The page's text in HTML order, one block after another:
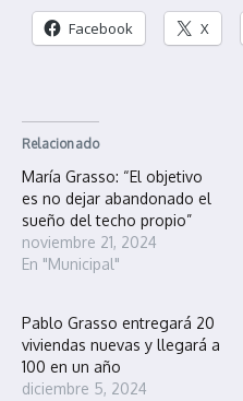
Facebook X
Relacionado
María Grasso: “El objetivo
es no dejar abandonado el
sueño del techo propio”
noviembre 21, 2024
En "Municipal"
Pablo Grasso entregará 20
viviendas nuevas y llegará a
100 en un año
diciembre 5, 2024